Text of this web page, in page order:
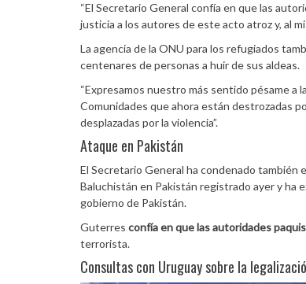
“El Secretario General confía en que las
justicia a los autores de este acto atroz y, al
La agencia de la ONU para los refugiados
centenares de personas a huir de sus aldeas.
“Expresamos nuestro más sentido pésame a
Comunidades que ahora están destrozadas
desplazadas por la violencia”.
Ataque en Pakistán
El Secretario General ha condenado también
Baluchistán en Pakistán registrado ayer y ha
gobierno de Pakistán.
Guterres confía en que las autoridades
terrorista.
Consultas con Uruguay sobre la